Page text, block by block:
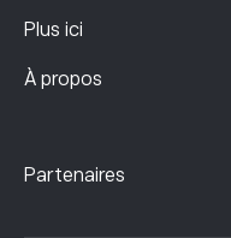
Plus ici
À propos
Partenaires